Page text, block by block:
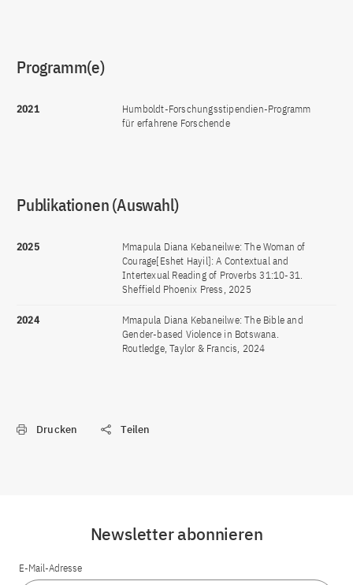
Programm(e)
2021
Humboldt-Forschungsstipendien-Programm
für erfahrene Forschende
Publikationen (Auswahl)
2025
Mmapula Diana Kebaneilwe: The Woman of
Courage[Eshet Hayil]: A Contextual and
Intertexual Reading of Proverbs 31:10-31.
Sheffield Phoenix Press, 2025
2024
Mmapula Diana Kebaneilwe: The Bible and
Gender-based Violence in Botswana.
Routledge, Taylor & Francis, 2024
Drucken Teilen
Newsletter abonnieren
E-Mail-Adresse